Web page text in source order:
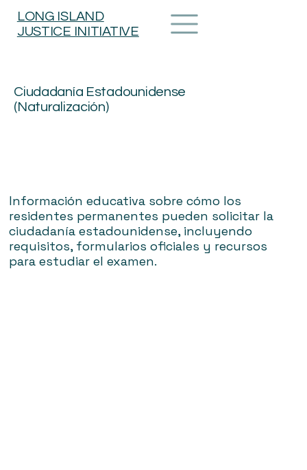
LONG ISLAND
JUSTICE INITIATIVE
Información educativa sobre cómo los
residentes permanentes pueden solicitar la
ciudadanía estadounidense, incluyendo
requisitos, formularios oficiales y recursos
para estudiar el examen.
Ciudadanía Estadounidense
(Naturalización)